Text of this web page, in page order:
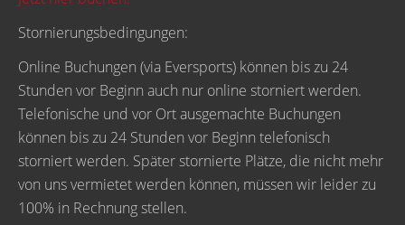
Stornierungsbedingungen:
Online Buchungen (via Eversports) können bis zu 24
Stunden vor Beginn auch nur online storniert werden.
Telefonische und vor Ort ausgemachte Buchungen
können bis zu 24 Stunden vor Beginn telefonisch
storniert werden. Später stornierte Plätze, die nicht mehr
von uns vermietet werden können, müssen wir leider zu
100% in Rechnung stellen.